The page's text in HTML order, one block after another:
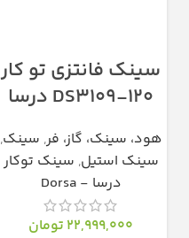
سینک فانتزی تو کار
DS3109-120 درسا
هود، سینک، گاز، فر, سینک,
سینک استیل, سینک توکار
درسا - Dorsa
22,999,000 تومان